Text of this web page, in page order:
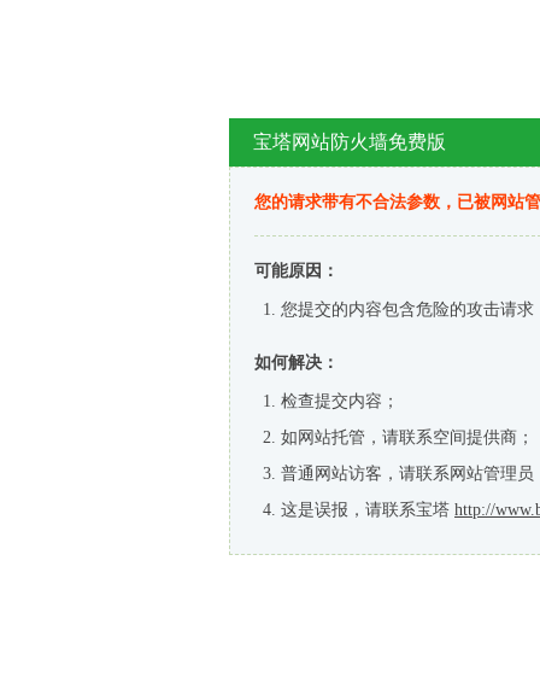
宝塔网站防火墙免费版
您的请求带有不合法参数，已被网站
可能原因：
您提交的内容包含危险的攻击请求
如何解决：
检查提交内容；
如网站托管，请联系空间提供商；
普通网站访客，请联系网站管理员
这是误报，请联系宝塔 http://